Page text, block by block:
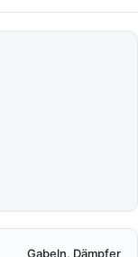
Gabeln, Dämpfer